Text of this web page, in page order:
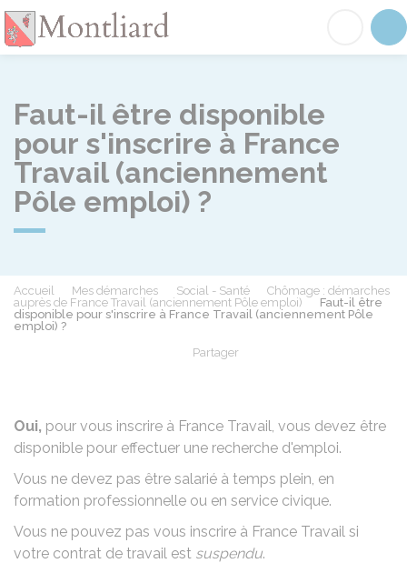
Faut-il être disponible
pour s'inscrire à France
Travail (anciennement
Pôle emploi) ?
Accueil Mes démarches Social - Santé
Chômage : démarches
auprès de France Travail (anciennement Pôle emploi)
Faut-il être
disponible pour s'inscrire à France Travail (anciennement Pôle
emploi) ?
Partager
Oui, pour vous inscrire à France Travail, vous devez être
disponible pour effectuer une recherche d'emploi.
Vous ne devez pas être salarié à temps plein, en
formation professionnelle ou en service civique.
Vous ne pouvez pas vous inscrire à France Travail si
votre contrat de travail est suspendu.